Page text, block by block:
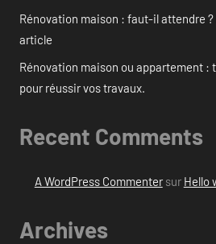
Rénovation maison : faut-il attendre
article
Rénovation maison ou appartement :
pour réussir vos travaux.
Recent Comments
A WordPress Commentersur Hello
Archives